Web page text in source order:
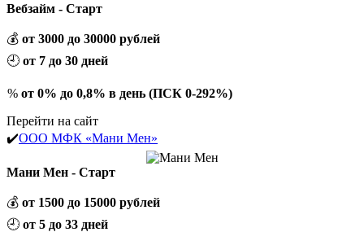
Вебзайм - Старт
💰 от 3000 до 30000 рублей
🕘 от 7 до 30 дней
% от 0% до 0,8% в день (ПСК 0-292%)
Перейти на сайт
✔️ООО МФК «Мани Мен»
Мани Мен - Старт
💰 от 1500 до 15000 рублей
🕘 от 5 до 33 дней